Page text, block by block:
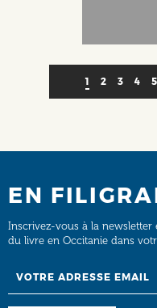
PaginationPage
courante
1 Page
2 Page
3 Page
4 5
EN
Inscrivez-vous à la newsletter
du livre en Occitanie dans